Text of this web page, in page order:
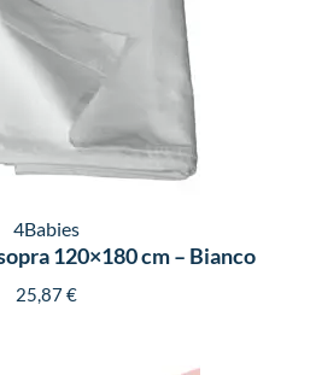
4Babies
120×180 cm – Bianco
25,87€